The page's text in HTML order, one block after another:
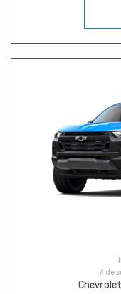
# de